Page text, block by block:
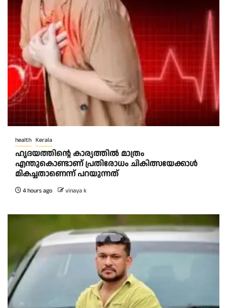
health Kerala
ഹൃദയത്തിന്റെ കാര്യത്തിൽ മാത്രം
എന്തുകൊണ്ടാണ് പ്രതിരോധം ചികിത്സയേക്കാൾ
മികച്ചതാണെന്ന് പറയുന്നത്
4 hours ago vinaya k